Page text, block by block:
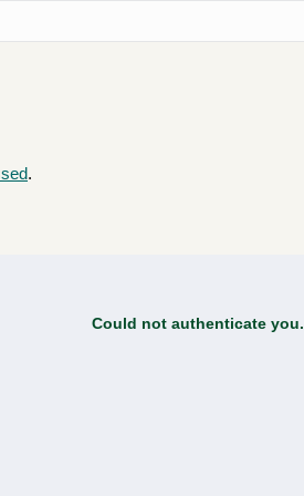
.
Could not authenticate you.